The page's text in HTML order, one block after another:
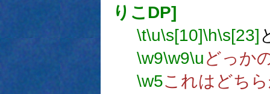
りこDP]
\t\u\s[10]\h\s[23]
\w9\w9\uどっか
\w5これはどち